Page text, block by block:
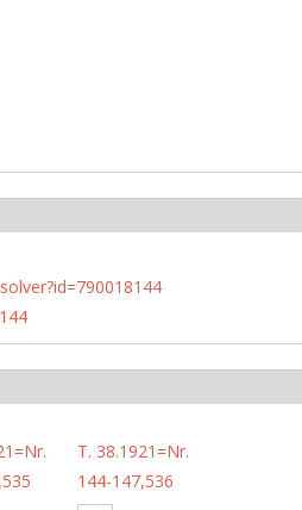
T. 38.1921=Nr.
144-147,536